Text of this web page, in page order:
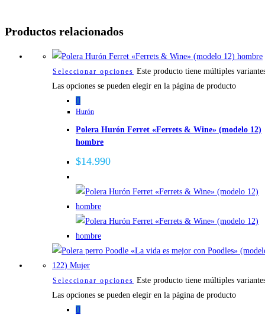
Productos relacionados
Seleccionar opciones Este producto tiene múltiples
Las opciones se pueden elegir en la página de producto
Hurón
Polera Hurón Ferret «Ferrets & Wine» (modelo 12)
hombre
$14.990
Seleccionar opciones Este producto tiene múltiples
Las opciones se pueden elegir en la página de producto